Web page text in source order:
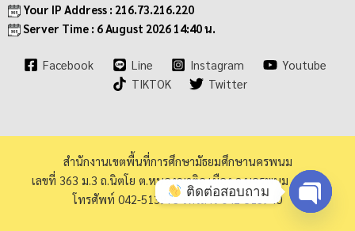
Your IP Address : 216.73.216.220
Server Time : 6 August 2026 14:40 น.
Facebook Line Instagram
Youtube
TIKTOK
Twitter
สำนักงานเขตพื้นที่การศึกษามัธยมศึกษานครพนม
เลขที่ 363 ม.3 ถ.นิตโย ต.หนองญาติอ.เมือง จ.นครพนม 48000
โทรศัพท์ 042-513973 โทรสาร 042-513940
ติดต่อสอบถาม
Open